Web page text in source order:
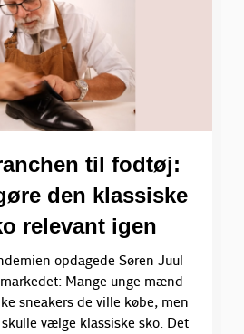
til fodtøj:
den klassiske
relevant igen
opdagede Søren Juul
Mange unge mænd
sneakers de ville købe, men
vælge klassiske sko. Det